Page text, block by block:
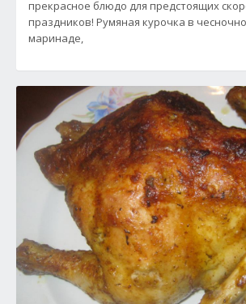
прекрасное блюдо для предстоящих
праздников! Румяная курочка в
маринаде,